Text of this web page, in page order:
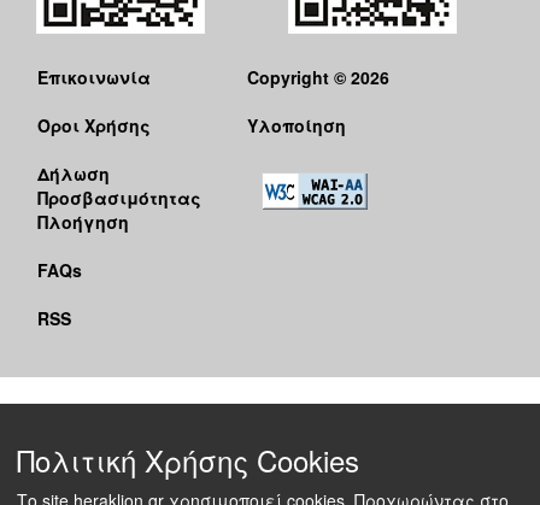
Επικοινωνία
Όροι Χρήσης
Δήλωση
Προσβασιμότητας
Πλοήγηση
FAQs
RSS
Copyright © 2026
Υλοποίηση
Πολιτική Χρήσης Cookies
Το site heraklion.gr χρησιμοποιεί cookies. Προχωρώντας στο